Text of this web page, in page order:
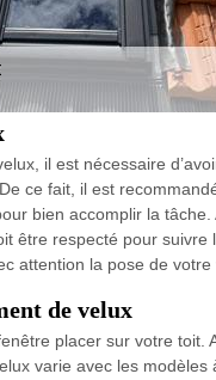
il est nécessaire
ce fait, il est
bien accomplir la
être respecté pour
attention la pose de
de velux
placer sur votre toit.
varie avec les